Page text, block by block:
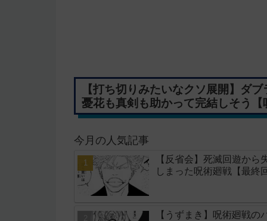
【打ち切りみたいなクソ展開】ダ
憂花も真剣も助かって完結しそう
今月の人気記事
【反省会】死滅回遊か
しまった呪術廻戦【最終
【うずまき】呪術廻戦